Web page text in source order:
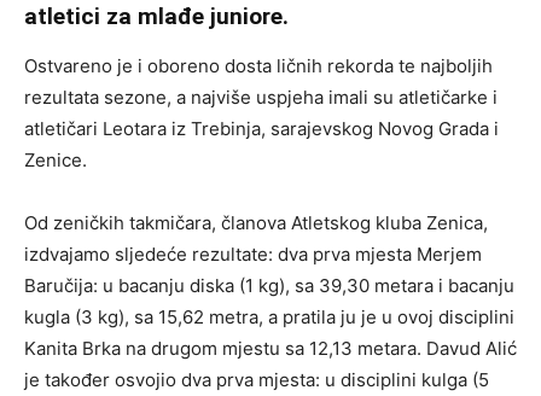
atletici za mlađe juniore.
Ostvareno je i oboreno dosta ličnih rekorda te najboljih
rezultata sezone, a najviše uspjeha imali su atletičarke i
atletičari Leotara iz Trebinja, sarajevskog Novog Grada i
Zenice.
Od zeničkih takmičara, članova Atletskog kluba Zenica,
izdvajamo sljedeće rezultate: dva prva mjesta Merjem
Baručija: u bacanju diska (1 kg), sa 39,30 metara i bacanju
kugla (3 kg), sa 15,62 metra, a pratila ju je u ovoj disciplini
Kanita Brka na drugom mjestu sa 12,13 metara. Davud Alić
je također osvojio dva prva mjesta: u disciplini kulga (5